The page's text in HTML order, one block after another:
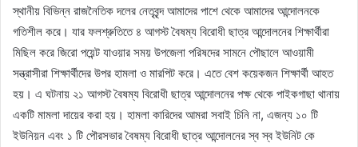
স্থানীয় বিভিন্ন রাজনৈতিক দলের নেতৃবৃন্দ আমাদের পাশে থেকে আমাদের আন্দোলনকে
গতিশীল করে। যার ফলশ্রুতিতে ৪ আগস্ট বৈষম্য বিরোধী ছাত্র আন্দোলনের শিক্ষার্থীরা
মিছিল করে জিরো পয়েন্ট যাওয়ার সময় উপজেলা পরিষদের সামনে পৌছালে আওয়ামী
সন্ত্রাসীরা শিক্ষার্থীদের উপর হামলা ও মারপিট করে। এতে বেশ কয়েকজন শিক্ষার্থী আহত
হয়। এ ঘটনায় ২১ আগস্ট বৈষম্য বিরোধী ছাত্র আন্দোলনের পক্ষ থেকে পাইকগাছা থানায়
একটি মামলা দায়ের করা হয়। হামলা কারিদের আমরা সবাই চিনি না, এজন্য ১০ টি
ইউনিয়ন এবং ১ টি পৌরসভার বৈষম্য বিরোধী ছাত্র আন্দোলনের স্ব স্ব ইউনিট কে